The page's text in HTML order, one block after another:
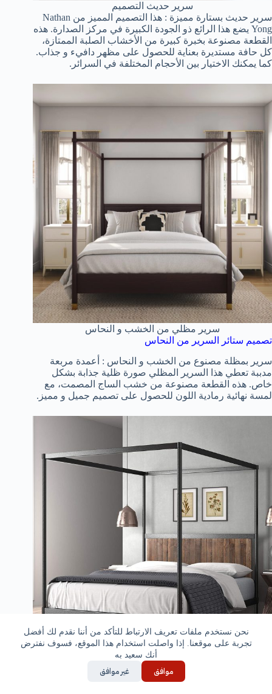
نحن نستخدم ملفات تعريف الارتباط للتأكد من أننا نقدم لك أفضل
تجربة على موقعنا. إذا واصلت استخدام هذا الموقع، فسوف نفترض
أنك سعيد به
موافق غير موافق
سرير حديث التصميم
سرير حديث بستارة مميزة : هذا التصميم المميز من Nathan
Yong يضع هذا الرائع ذو الجودة الكبيرة في مركز الصدارة. هذه
القطعة مصنوعة بخبرة كبيرة من الأخشاب الصلبة الممتازة،
كل حافة مستديرة بعناية للحصول على مظهر دافيء و جذاب.
كما يمكنك الاختيار بين الأحجام المختلفة في السرائر.
سرير مظلي من الخشب و النحاس
تصميم ستائر السرير من النحاس
سرير بمظلة مصنوع من الخشب و النحاس : أعمدة مربعة
مدببة تعطي هذا السرير المظلي صورة ظلية جذابة بشكل
خاص. هذه القطعة مصنوعة من خشب الساج المصمت، مع
لمسة نهائية رمادية اللون للحصول على تصميم جميل و مميز.
سرير ريفي حديث
سرير ريفي أسود اللون : مزود بشرائح معدنية سوداء اللون
غير لامعة،و خشب ريفي يضفي على السرير المظلي هذا